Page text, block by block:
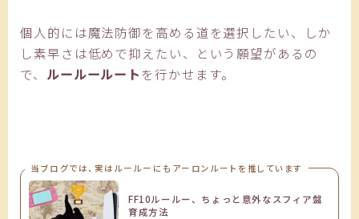
個人的には魔法防御を高める道を選択したい、しか
し素早さは低めで抑えたい、という願望があるの
で、 ルールールート を行かせます。
当ブログでは、実はルールーにもアーロンルートを推しています
FF10ルールー、ちょっと意外なスフィア盤
育成方法